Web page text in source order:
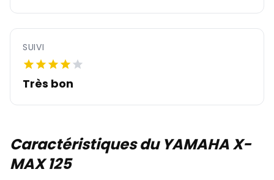
SUIVI
Très bon
Caractéristiques du YAMAHA X-
MAX 125